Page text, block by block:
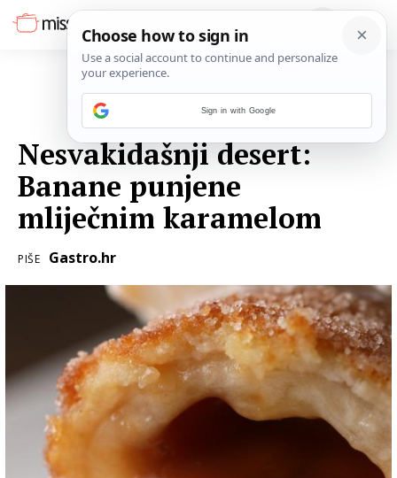
Nesvakidašnji desert:
Banane punjene
mliječnim karamelom
PIŠE Gastro.hr
Sign in with Google